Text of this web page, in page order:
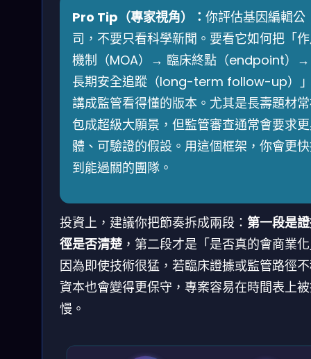
Pro Tip（專家視角）： 你評估基因編輯公
司，不要只看科學新聞。要看它如何把「
機制（MOA）→ 臨床終點（endpoint）→
長期安全追蹤（long-term follow-up）
講成監管看得懂的版本。尤其是長壽題材
包成超級大願景，但監管審查通常會要求
體、可驗證的假設。用這個框架，你會更
到能過關的團隊。
投資上，建議你把節奏拆成兩段： 第一段是
徑是否清楚，第二段才是「是否真的會商業
因為即使技術很猛，若臨床證據或監管路徑
資本也會變得更保守，專案容易在時間表上
慢。